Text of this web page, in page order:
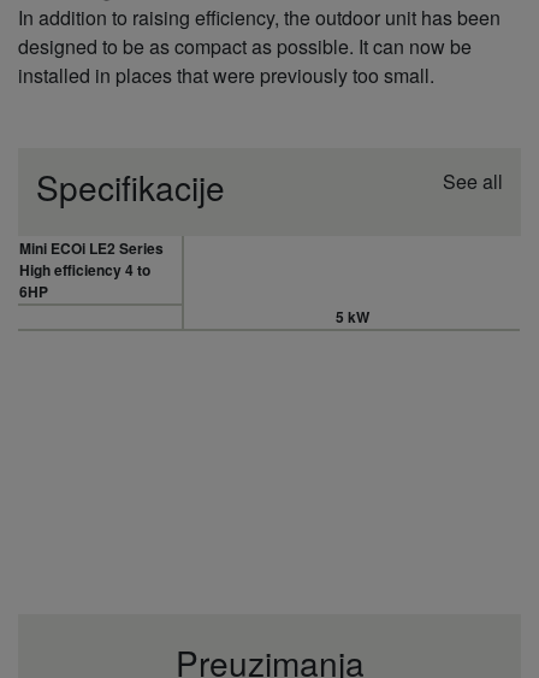
In addition to raising efficiency, the outdoor unit has been
designed to be as compact as possible. It can now be
installed in places that were previously too small.
Specifikacije See all
Mini ECOi LE2 Series
High efficiency 4 to
6HP
5 kW
Preuzimanja